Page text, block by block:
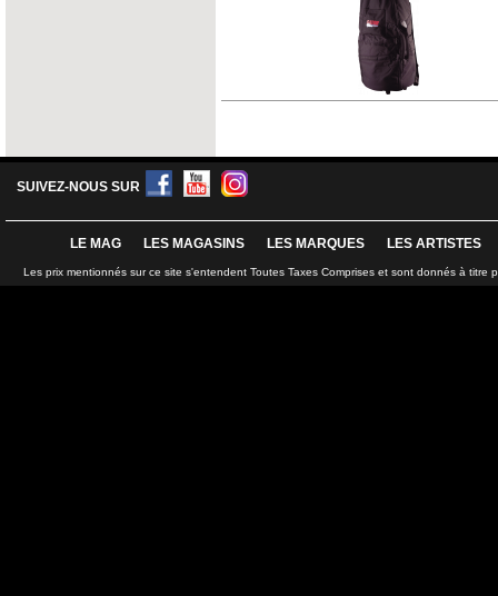
SUIVEZ-NOUS SUR
LE MAG LES MAGASINS LES MARQUES LES ARTISTES
Les prix mentionnés sur ce site s'entendent Toutes Taxes Comprises et sont donnés à